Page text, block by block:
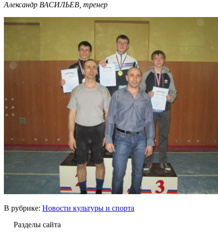
Александр ВАСИЛЬЕВ, тренер
В рубрике: Новости культуры и спорта
Разделы сайта